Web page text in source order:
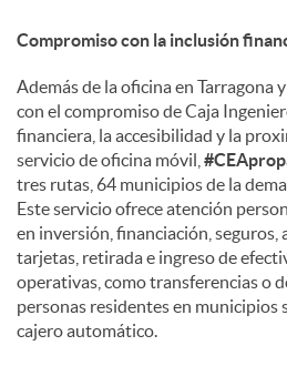
Compromiso con la inclusión
Además de la oficina en Tarragona
con el compromiso de Caja
financiera, la accesibilidad y la
servicio de oficina móvil,
tres rutas, 64 municipios de la
Este servicio ofrece atención
en inversión, financiación, seguros,
tarjetas, retirada e ingreso de
operativas, como transferencias o
personas residentes en municipios
cajero automático.